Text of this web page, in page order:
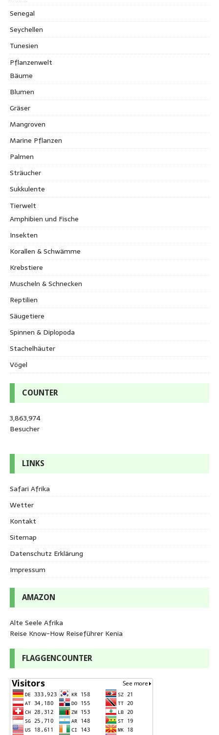
Senegal
Seychellen
Tunesien
Pflanzenwelt
Bäume
Blumen
Gräser
Mangroven
Marine Pflanzen
Palmen
Sträucher
Sukkulente
Tierwelt
Amphibien und Fische
Insekten
Korallen & Schwämme
Krebstiere
Muscheln & Schnecken
Reptilien
Säugetiere
Spinnen & Diplopoda
Stachelhäuter
Vögel
COUNTER
3,863,974
Besucher
LINKS
Safari Afrika
Wetter
Kontakt
Sitemap
Datenschutz Erklärung
Impressum
AMAZON
Alte Seele Afrika
Reise Know-How Reiseführer Kenia
FLAGGENCOUNTER